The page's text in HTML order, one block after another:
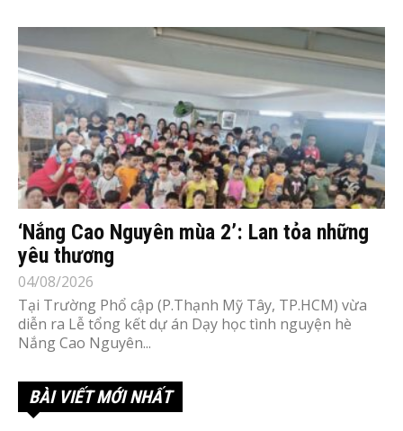
‘Nắng Cao Nguyên mùa 2’: Lan tỏa những
yêu thương
04/08/2026
Tại Trường Phổ cập (P.Thạnh Mỹ Tây, TP.HCM) vừa
diễn ra Lễ tổng kết dự án Dạy học tình nguyện hè
Nắng Cao Nguyên...
BÀI VIẾT MỚI NHẤT